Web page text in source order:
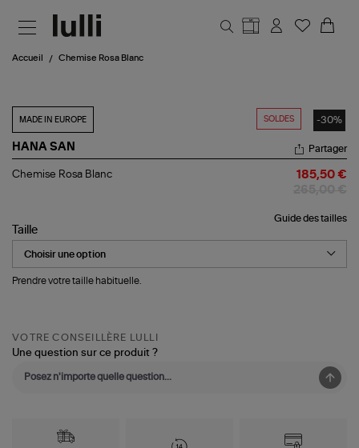
Accueil Chemise Rosa Blanc
SOLDES -30%
MADE IN EUROPE
HANA SAN
Chemise
Partager
Chemise Rosa Blanc 185,50 €
Guide des tailles
Taille
Prendre votre taille habituelle.
VOTRE CONSEILLÈRE LULLI
Une question sur ce produit ?